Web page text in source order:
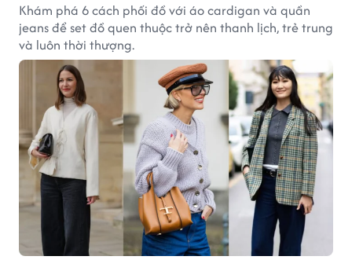
Khám phá 6 cách phối đồ với áo cardigan và quần
jeans để set đồ quen thuộc trở nên thanh lịch, trẻ trung
và luôn thời thượng.